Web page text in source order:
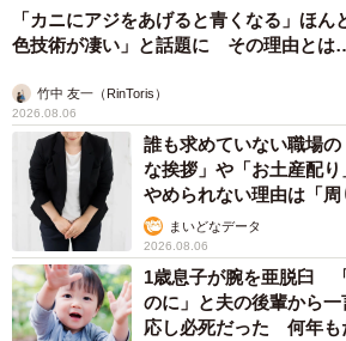
「カニにアジをあげると青くなる」ほ
色技術が凄い」と話題に その理由とは
竹中 友一（RinToris）
2026.08.06
誰も求めていない職場
な挨拶」や「お土産配
やめられない理由は「周
まいどなデータ
2026.08.06
1歳息子が腕を亜脱臼
のに」と夫の後輩から
応し必死だった 何年も